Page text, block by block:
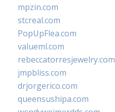
mpzin.com
stcreal.com
PopUpFlea.com
valueml.com
rebeccatorresjewelry.com
jmpbliss.com
drjorgerico.com
queensushipa.com